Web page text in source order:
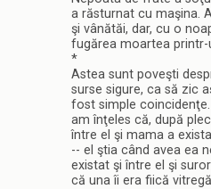
a răsturnat cu maşina.
şi vânătăi, dar, cu o
fugărea moartea printr-
*
Astea sunt poveşti
surse sigure, ca să zic
fost simple
am înţeles că, după
între el şi mama a
-- el ştia când avea ea
existat şi între el şi
că una îi era fiică